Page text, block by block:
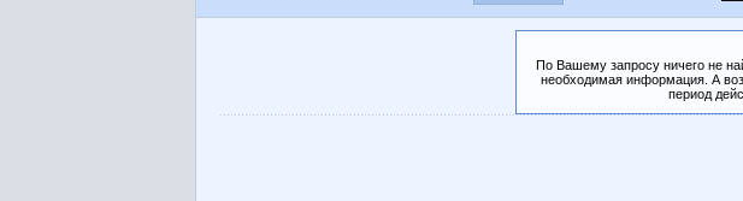
По Вашему запросу ничего не
необходимая информация. А
период